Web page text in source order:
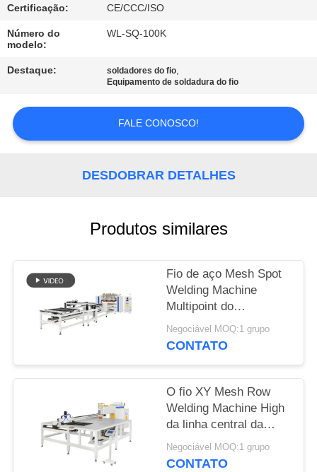
CONTACTE-
NOS
CASOS
BLOGUE
CITAÇÕES
MAPA
SITE
POLÍTICA
PRIVACIDADE
Certificação: CE/CCC/ISO
Número do
modelo:
WL-SQ-100K
Destaque: soldadores do fio,
Equipamento de soldadura do fio
FALE CONOSCO!
DESDOBRAR DETALHES
Produtos similares
Fio de aço Mesh Spot
Welding Machine
Multipoint do
refrigerador para a
prateleira do fio
Negociável MOQ:1 grupo
CONTATO
O fio XY Mesh Row
Welding Machine High
da linha central da
única cabeça apressa
completamente
Negociável MOQ:1 grupo
CONTATO